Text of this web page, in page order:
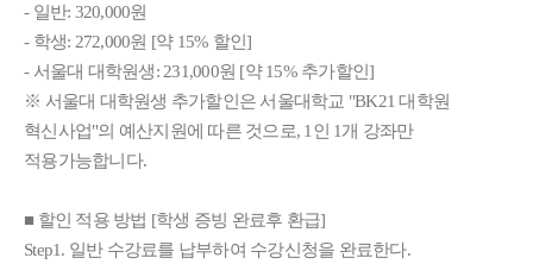
- 일반: 320,000원
- 학생: 272,000원 [약 15% 할인]
- 서울대 대학원생: 231,000원 [약 15% 추가할인]
※ 서울대 대학원생 추가할인은 서울대학교 "BK21 대학원
혁신사업"의 예산지원에 따른 것으로, 1인 1개 강좌만
적용가능합니다.
■ 할인 적용 방법 [학생 증빙 완료후 환급]
Step1. 일반 수강료를 납부하여 수강신청을 완료한다.